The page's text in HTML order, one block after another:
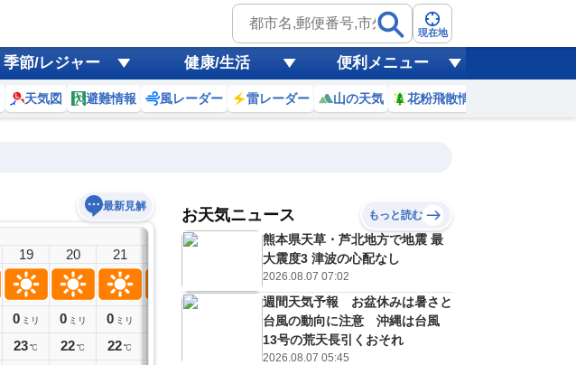
現在地
季節/レジャー 健康/生活 便利メニュー
天気図 避難情報 風レーダー 雷レーダー 山の天気 花粉飛散情報
最新見解
19
0 ミリ
23℃
20
0 ミリ
22℃
21
0 ミリ
22℃
8日(土)
0
ミリ
21℃
1
0ミリ
21℃
2
0ミリ
21℃
0 ミリ
20
0
お天気ニュース もっと読む
熊本県天草・芦北地方で地震 最
大震度3 津波の心配なし
2026.08.07 07:02
週間天気予報 お盆休みは暑さと
台風の動向に注意 沖縄は台風
13号の荒天長引くおそれ
2026.08.07 05:45